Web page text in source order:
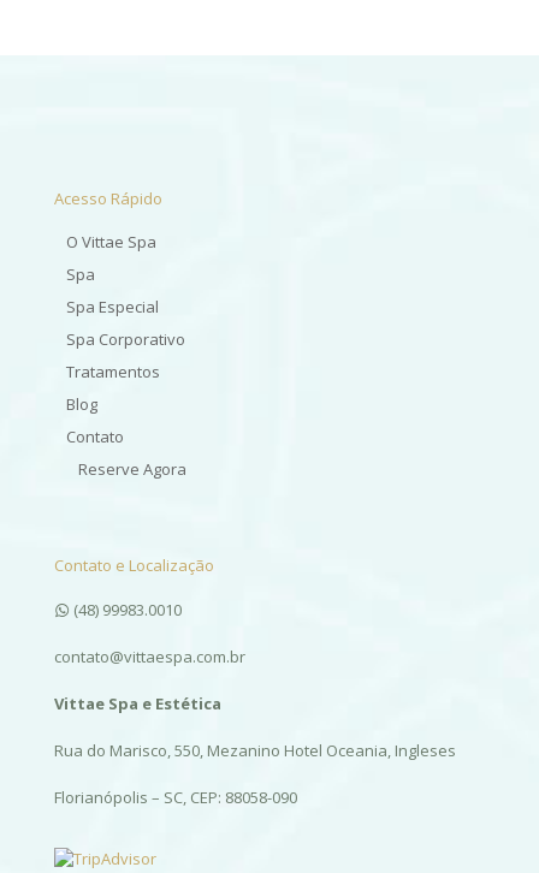
Acesso Rápido
O Vittae Spa
Spa
Spa Especial
Spa Corporativo
Tratamentos
Blog
Contato
Reserve Agora
Contato e Localização
(48) 99983.0010
contato@vittaespa.com.br
Vittae Spa e Estética
Rua do Marisco, 550, Mezanino Hotel Oceania, Ingleses
Florianópolis – SC, CEP: 88058-090